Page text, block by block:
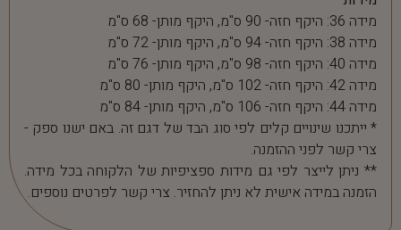
מידה 36: היקף חזה- 90 ס"מ, היקף מותן- 68 ס"מ
מידה 38: היקף חזה- 94 ס"מ, היקף מותן- 72 ס"מ
מידה 40: היקף חזה- 98 ס"מ, היקף מותן- 76 ס"מ
מידה 42: היקף חזה- 102 ס"מ, היקף מותן- 80 ס"מ
מידה 44: היקף חזה- 106 ס"מ, היקף מותן- 84 ס"מ
* ייתכנו שינויים קלים לפי סוג הבד של דגם זה. באם ישנו ספק -
צרי קשר לפני ההזמנה.
** ניתן לייצר לפי גם מידות ספציפיות של הלקוחה בכל מידה.
הזמנה במידה אישית לא ניתן להחזיר. צרי קשר לפרטים נוספים.